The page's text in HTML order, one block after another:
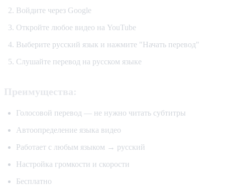
Войдите через Google
Откройте любое видео на YouTube
Выберите русский язык и нажмите "Начать перевод"
Слушайте перевод на русском языке
Преимущества:
Голосовой перевод — не нужно читать субтитры
Автоопределение языка видео
Работает с любым языком → русский
Настройка громкости и скорости
Бесплатно